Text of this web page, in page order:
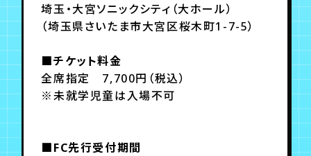
埼玉・大宮ソニックシティ（大ホール）
（埼玉県さいたま市大宮区桜木町1-7-5）
■チケット料金
全席指定 7,700円（税込）
※未就学児童は入場不可
■FC先行受付期間